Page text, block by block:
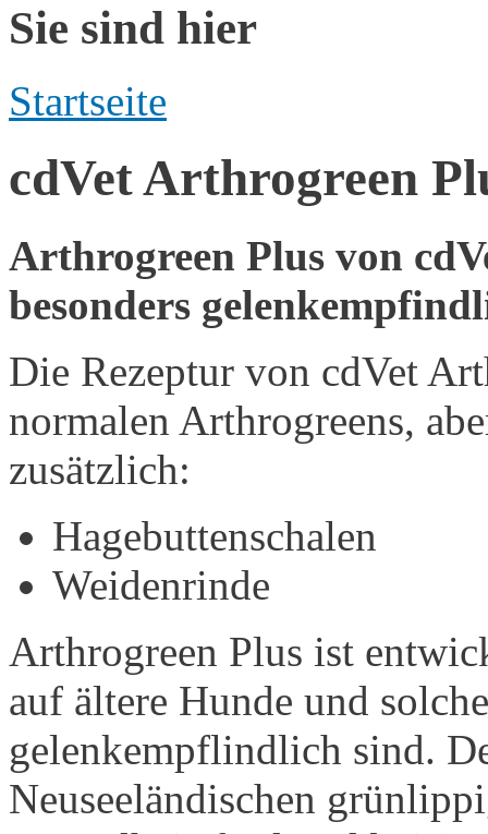
Sie sind hier
Startseite
cdVet Arthrogreen
Arthrogreen Plus von
besonders
Die Rezeptur von cdVet
normalen Arthrogreens,
zusätzlich:
Hagebuttenschalen
Weidenrinde
Arthrogreen Plus ist
auf ältere Hunde und
gelenkempflindlich sind.
Neuseeländischen